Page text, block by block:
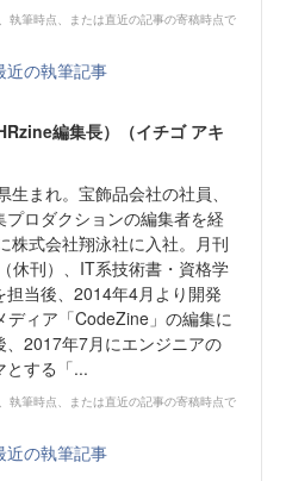
執筆時点、または直近の記事の寄稿時点で
近の執筆記事
編集長）（イチゴ アキ
生まれ。宝飾品会社の社員、
プロダクションの編集者を経
株式会社翔泳社に入社。月刊
休刊）、IT系技術書・資格学
担当後、2014年4月より開発
ディア「CodeZine」の編集に
、2017年7月にエンジニアの
とする「...
執筆時点、または直近の記事の寄稿時点で
近の執筆記事